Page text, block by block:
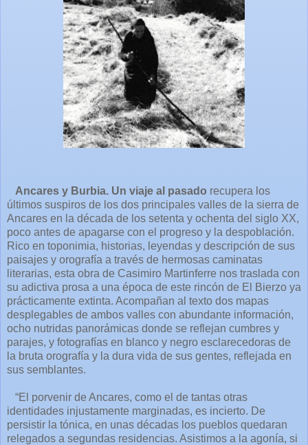
Ancares y Burbia. Un viaje al pasado recupera los
últimos suspiros de los dos principales valles de la sierra de
Ancares en la década de los setenta y ochenta del siglo XX,
poco antes de apagarse con el progreso y la despoblación.
Rico en toponimia, historias, leyendas y descripción de sus
paisajes y orografía a través de hermosas caminatas
literarias, esta obra de Casimiro Martinferre nos traslada con
su adictiva prosa a una época de este rincón de El Bierzo ya
prácticamente extinta. Acompañan al texto dos mapas
desplegables de ambos valles con abundante información,
ocho nutridas panorámicas donde se reflejan cumbres y
parajes, y fotografías en blanco y negro esclarecedoras de
la bruta orografía y la dura vida de sus gentes, reflejada en
sus semblantes.
“El porvenir de Ancares, como el de tantas otras
identidades injustamente marginadas, es incierto. De
persistir la tónica, en unas décadas los pueblos quedaran
relegados a segundas residencias. Asistimos a la agonía, si